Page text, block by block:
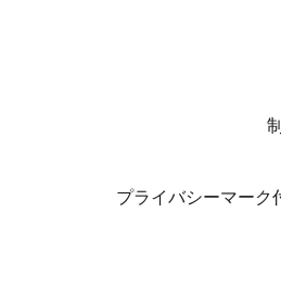
プライバシーマーク付